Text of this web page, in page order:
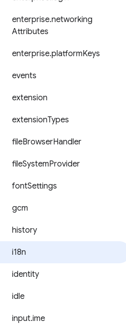
enterprise.networking
Attributes
enterprise.platformKeys
events
extension
extensionTypes
fileBrowserHandler
fileSystemProvider
fontSettings
gcm
history
i18n
identity
idle
input.ime